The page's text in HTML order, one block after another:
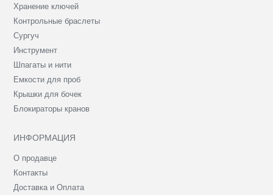
Хранение ключей
Контрольные браслеты
Сургуч
Инструмент
Шпагаты и нити
Емкости для проб
Крышки для бочек
Блокираторы кранов
ИНФОРМАЦИЯ
О продавце
Контакты
Доставка и Оплата